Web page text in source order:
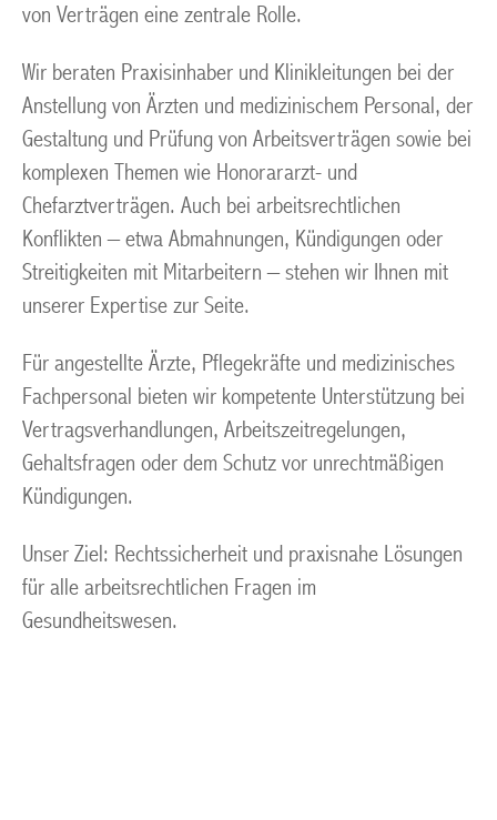
von Verträgen eine zentrale Rolle.
Wir beraten Praxisinhaber und Klinikleitungen bei der
Anstellung von Ärzten und medizinischem Personal, der
Gestaltung und Prüfung von Arbeitsverträgen sowie bei
komplexen Themen wie Honorararzt- und
Chefarztverträgen. Auch bei arbeitsrechtlichen
Konflikten – etwa Abmahnungen, Kündigungen oder
Streitigkeiten mit Mitarbeitern – stehen wir Ihnen mit
unserer Expertise zur Seite.
Für angestellte Ärzte, Pflegekräfte und medizinisches
Fachpersonal bieten wir kompetente Unterstützung bei
Vertragsverhandlungen, Arbeitszeitregelungen,
Gehaltsfragen oder dem Schutz vor unrechtmäßigen
Kündigungen.
Unser Ziel: Rechtssicherheit und praxisnahe Lösungen
für alle arbeitsrechtlichen Fragen im
Gesundheitswesen.